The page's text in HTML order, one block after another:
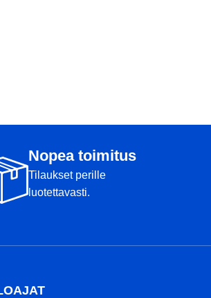
Nopea toimitus
Tilaukset perille
luotettavasti.